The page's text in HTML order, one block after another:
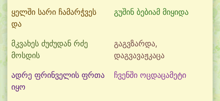
ყელში სარი ჩამარჭვეს
და
გუშინ ბებიამ მიყიდა
მკვახეს ძუძუდან რძე
მოსდის
გაგვზარდა,
დაგვავაჟკაცა
ადრე ფრინველის ფრთა
იყო
ჩვენში ოცდაცამეტი